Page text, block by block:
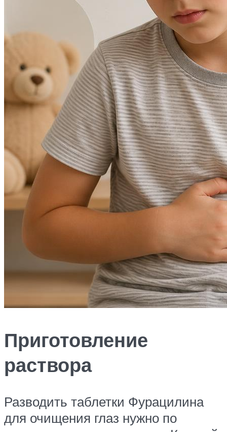
Приготовление
раствора
Разводить таблетки Фурацилина
для очищения глаз нужно по